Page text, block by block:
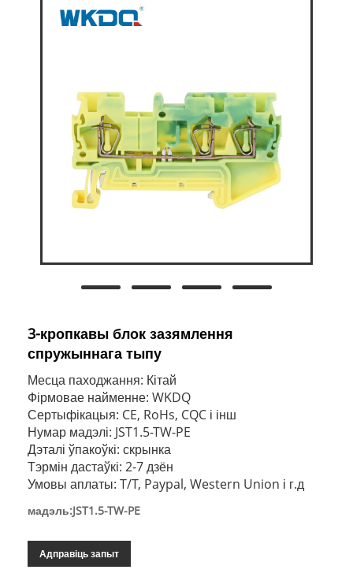
3-кропкавы блок зазямлення
спружыннага тыпу
Месца паходжання: Кітай
Фірмовае найменне: WKDQ
Сертыфікацыя: CE, RoHs, CQC і інш
Нумар мадэлі: JST1.5-TW-PE
Дэталі ўпакоўкі: скрынка
Тэрмін дастаўкі: 2-7 дзён
Умовы аплаты: T/T, Paypal, Western Union і г.д
мадэль:JST1.5-TW-PE
Адправіць запыт